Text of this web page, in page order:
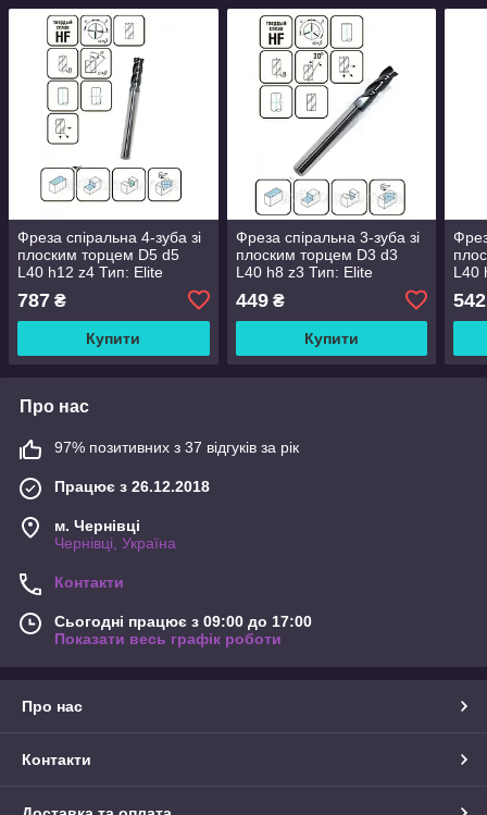
Фреза спіральна 4-зуба зі
плоским торцем D5 d5
L40 h12 z4 Тип: Elite
787 ₴
Купити
Фреза спіральна 3-зуба зі
плоским торцем D3 d3
L40 h8 z3 Тип: Elite
449₴
Купити
L40
542
Про нас
97% позитивних з 37 відгуків за рік
Працює з 26.12.2018
м. Чернівці
Чернівці, Україна
Контакти
Сьогодні працює з 09:00 до 17:00
Показати весь графік роботи
Про нас
Контакти